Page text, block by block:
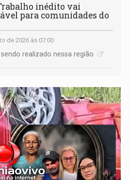
inédito vai
para comunidades do
de 2026 às 07:00
realizado nessa região